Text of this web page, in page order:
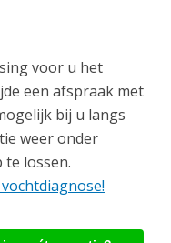
voor u het
een afspraak met
bij u langs
weer onder
lossen.